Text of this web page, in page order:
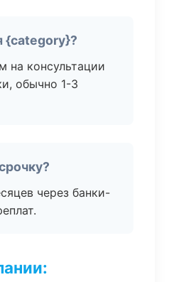
{category}?
на консультации
обычно 1-3
через банки-